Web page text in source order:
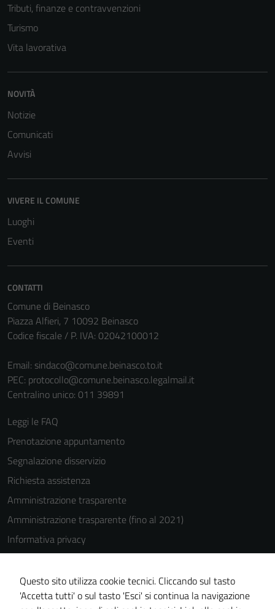
Tributi, finanze e contravvenzioni
Turismo
Vita lavorativa
NOVITÀ
Notizie
Comunicati
Avvisi
VIVERE IL COMUNE
Luoghi
Eventi
CONTATTI
Comune di Beinasco
Piazza Alfieri, 7 10092 Beinasco
Codice fiscale / P. IVA: 02042100012
Email: sindaco@comune.beinasco.to.it
PEC: protocollo@comune.beinasco.legalmail.it
Centralino unico: 011 39891
Leggi le FAQ
Prenotazione appuntamento
Segnalazione disservizio
Richiesta assistenza
Amministrazione trasparente
Amministrazione trasparente (fino al 2021)
Informativa privacy
Cookie Policy
Note legali
Dichiarazione di accessibilità
Questo sito utilizza cookie tecnici. Cliccando sul tasto
'Accetta tutti' o sul tasto 'Esci' si continua la navigazione
funzionamento